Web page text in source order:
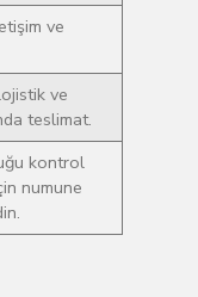
ve
ve
teslimat.
kontrol
numune